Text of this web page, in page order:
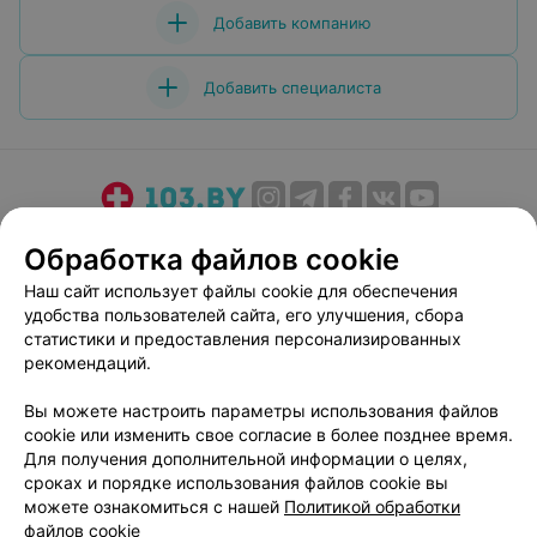
Добавить компанию
Добавить специалиста
Медицинский маркетинг
Публичный договор
Пользовательское соглашение
Способы оплаты
Вакансии
Партнеры
Написать руководителю 103.by
Персональные настройки cookie
Обработка персональных данных
Обработка файлов cookie
Наш сайт использует файлы cookie для обеспечения
удобства пользователей сайта, его улучшения, сбора
статистики и предоставления персонализированных
рекомендаций.
Вы можете настроить параметры использования файлов
cookie или изменить свое согласие в более позднее время.
Для получения дополнительной информации о целях,
сроках и порядке использования файлов cookie вы
можете ознакомиться с нашей Политикой обработки
файлов cookie